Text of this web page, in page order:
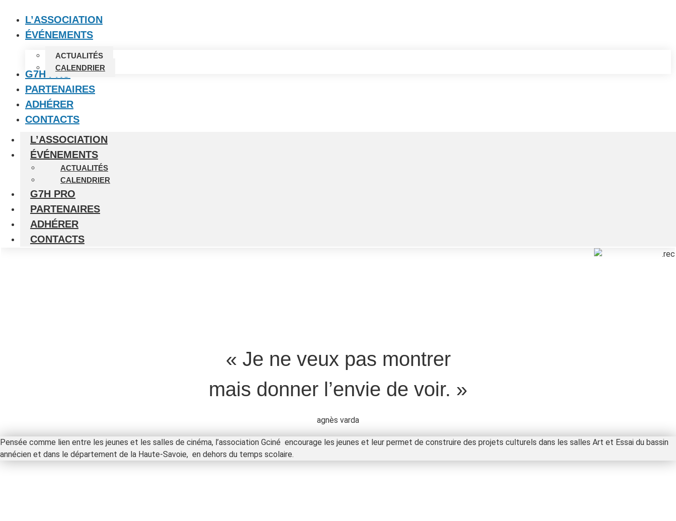
L’ASSOCIATION
ÉVÉNEMENTS
ACTUALITÉS
CALENDRIER
G7H PRO
PARTENAIRES
ADHÉRER
CONTACTS
L’ASSOCIATION
ÉVÉNEMENTS
ACTUALITÉS
CALENDRIER
G7H PRO
PARTENAIRES
ADHÉRER
CONTACTS
« Je ne veux pas montrer
mais donner l’envie de voir. »
agnès varda
Pensée comme lien entre les jeunes et les salles de cinéma, l’associ​ation Gciné encourage les jeunes et leur permet de construire des pro​jets culturels dans les salles Art et Essai du bassin
annécien et dans le département de la Haute-Savoie, en dehors du temps scolaire.